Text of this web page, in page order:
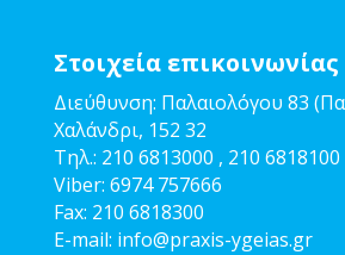
Στοιχεία επικοινωνίας
Διεύθυνση: Παλαιολόγου 83
Χαλάνδρι, 152 32
Τηλ.: 210 6813000 , 210 6818100
Viber: 6974 757666
Fax: 210 6818300
E-mail: info@praxis-ygeias.gr